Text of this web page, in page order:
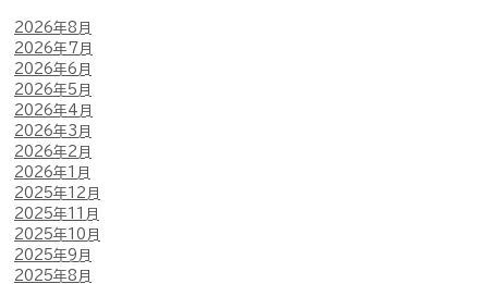
2026年8月
2026年7月
2026年6月
2026年5月
2026年4月
2026年3月
2026年2月
2026年1月
2025年12月
2025年11月
2025年10月
2025年9月
2025年8月